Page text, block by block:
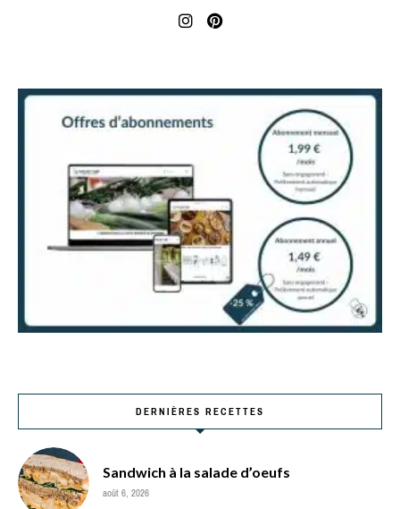
DERNIÈRES RECETTES
Sandwich à la salade d’oeufs
août 6, 2026